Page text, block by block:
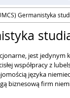
Germanistyka
jest
współpracy z
języka
biznesową firm